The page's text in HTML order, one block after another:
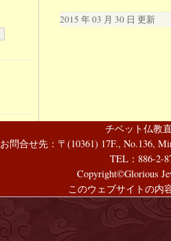
2015 年 03 月 30 日 更新
チベット仏教
お問合せ先：〒(10361) 17F., No.136,
TEL：886-2-
Copyright©Glorious
このウェブサイトの内